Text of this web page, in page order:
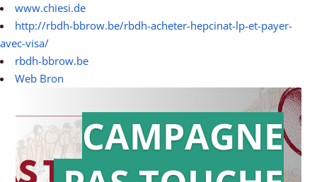
www.chiesi.de
http://rbdh-bbrow.be/rbdh-acheter-hepcinat-lp-et-payer-
avec-visa/
rbdh-bbrow.be
Web Bron
CAMPAGNE